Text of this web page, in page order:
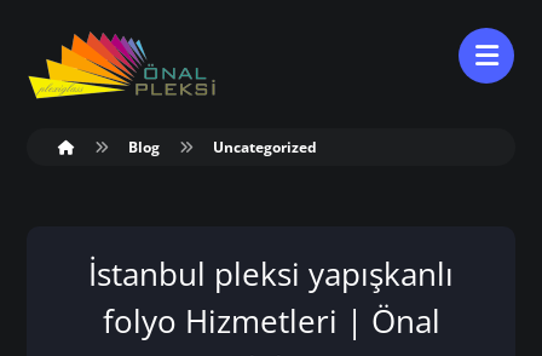
Blog Uncategorized
İstanbul pleksi yapışkanlı
folyo Hizmetleri | Önal